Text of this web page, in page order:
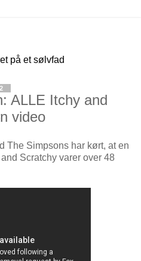
på et sølvfad
ALLE Itchy and
video
The Simpsons har kørt, at en
Scratchy varer over 48